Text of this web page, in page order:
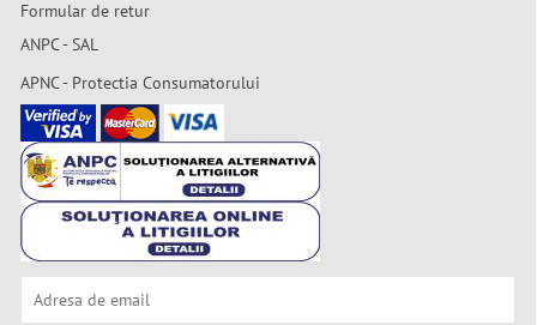
Formular de retur
ANPC - SAL
APNC - Protectia Consumatorului